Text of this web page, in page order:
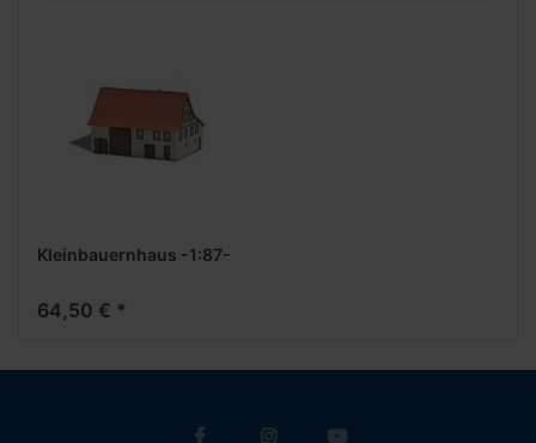
Kleinbauernhaus -1:87-
64,50 € *